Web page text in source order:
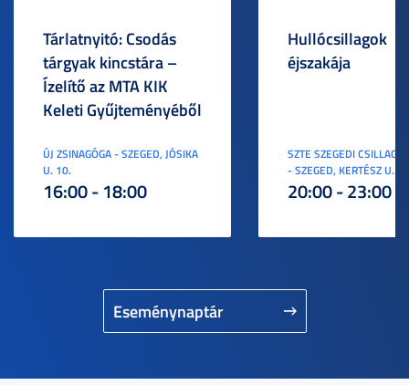
Eseménynaptár
Tárlatnyitó: Csodás
tárgyak kincstára –
Ízelítő az MTA KIK
Keleti Gyűjteményéből
ÚJ ZSINAGÓGA - SZEGED, JÓSIKA
U. 10.
16:00 - 18:00
Hullócsillagok
éjszakája
SZTE SZEGEDI
- SZEGED, KERTÉSZ U. 3.
20:00 - 23:00